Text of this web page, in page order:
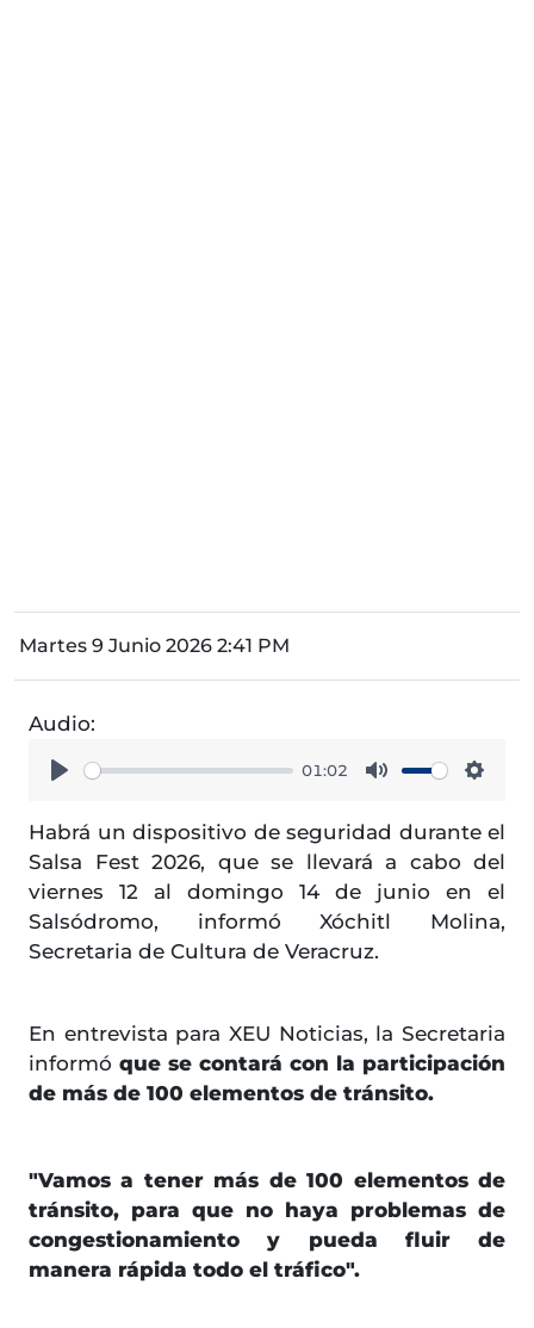
Martes 9 Junio 2026 2:41 PM
Audio:
01:02
Habrá un dispositivo de seguridad durante el
Salsa Fest 2026, que se llevará a cabo del
viernes 12 al domingo 14 de junio en el
Salsódromo, informó Xóchitl Molina,
Secretaria de Cultura de Veracruz.
En entrevista para XEU Noticias, la Secretaria
informó que se contará con la participación
de más de 100 elementos de tránsito.
"Vamos a tener más de 100 elementos de
tránsito, para que no haya problemas de
congestionamiento y pueda fluir de
manera rápida todo el tráfico".